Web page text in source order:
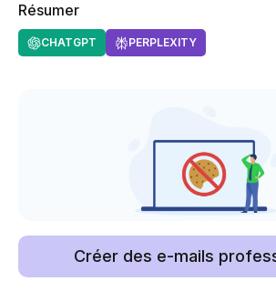
Résumer
CHATGPT PERPLEXITY
Créer des e-mails